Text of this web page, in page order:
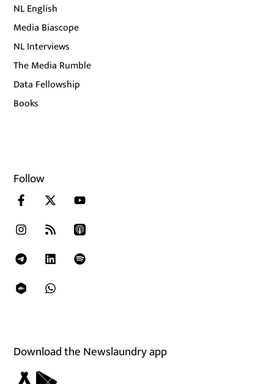
NL English
Media Biascope
NL Interviews
The Media Rumble
Data Fellowship
Books
Follow
Download the Newslaundry app